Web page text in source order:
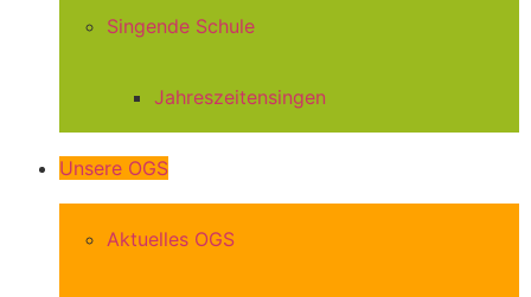
Singende Schule
Jahreszeitensingen
Unsere OGS
Aktuelles OGS